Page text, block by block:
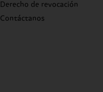
Derecho de revocación
Contáctanos